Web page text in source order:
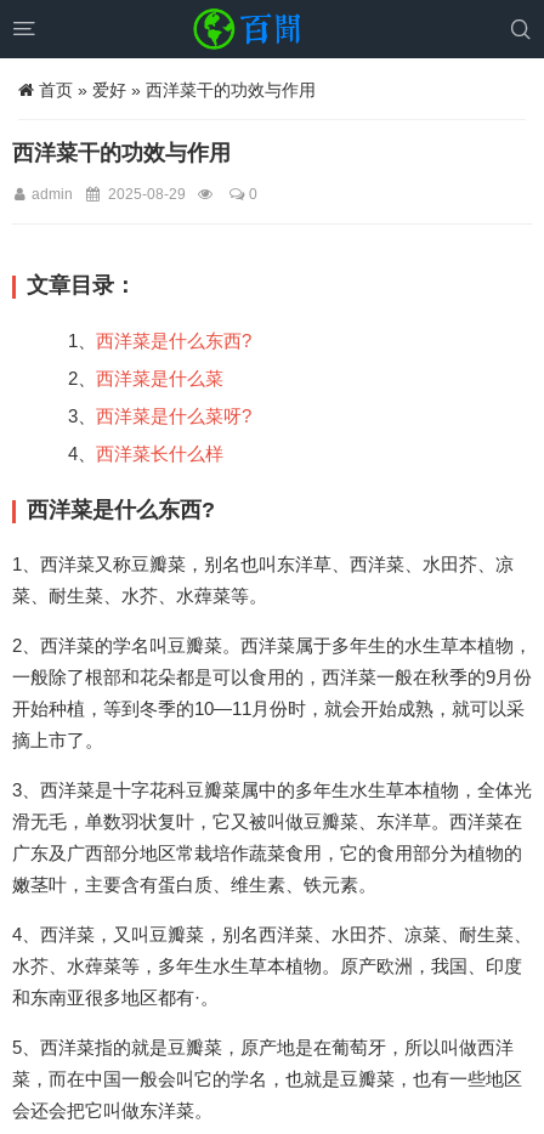
 
首页 » 爱好 » 西洋菜干的功效与作用
西洋菜干的功效与作用
admin 2025-08-29 0
文章目录：
1、 西洋菜是什么东西?
2、 西洋菜是什么菜
3、 西洋菜是什么菜呀?
4、 西洋菜长什么样
西洋菜是什么东西?
1、西洋菜又称豆瓣菜，别名也叫东洋草、西洋菜、水田芥、凉
菜、耐生菜、水芥、水蔊菜等。
2、西洋菜的学名叫豆瓣菜。西洋菜属于多年生的水生草本植物，
一般除了根部和花朵都是可以食用的，西洋菜一般在秋季的9月份
开始种植，等到冬季的10—11月份时，就会开始成熟，就可以采
摘上市了。
3、西洋菜是十字花科豆瓣菜属中的多年生水生草本植物，全体光
滑无毛，单数羽状复叶，它又被叫做豆瓣菜、东洋草。西洋菜在
广东及广西部分地区常栽培作蔬菜食用，它的食用部分为植物的
嫩茎叶，主要含有蛋白质、维生素、铁元素。
4、西洋菜，又叫豆瓣菜，别名西洋菜、水田芥、凉菜、耐生菜、
水芥、水蔊菜等，多年生水生草本植物。原产欧洲，我国、印度
和东南亚很多地区都有·。
5、西洋菜指的就是豆瓣菜，原产地是在葡萄牙，所以叫做西洋
菜，而在中国一般会叫它的学名，也就是豆瓣菜，也有一些地区
会还会把它叫做东洋菜。